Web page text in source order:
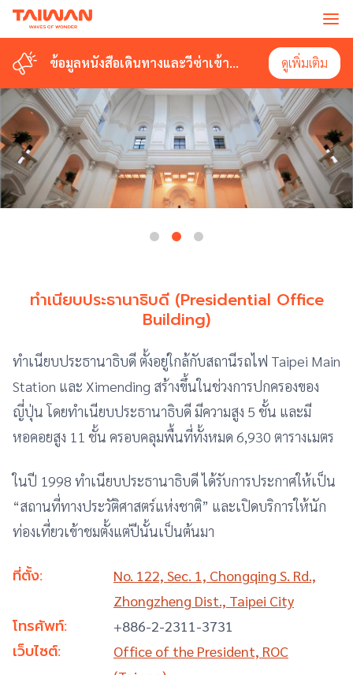
ข้อมูลหนังสือเดินทางและวีซ่าเข้า
ดูเพิ่มเติม
ทำเนียบประธานาธิบดี (Presidential Office
Building)
ทำเนียบประธานาธิบดี ตั้งอยู่ใกล้กับสถานีรถไฟ Taipei Main
Station และ Ximending สร้างขึ้นในช่วงการปกครองของ
ญี่ปุ่น โดยทำเนียบประธานาธิบดี มีความสูง 5 ชั้น และมี
หอคอยสูง 11 ชั้น ครอบคลุมพื้นที่ทั้งหมด 6,930 ตารางเมตร
ในปี 1998 ทำเนียบประธานาธิบดี ได้รับการประกาศให้เป็น
“สถานที่ทางประวัติศาสตร์แห่งชาติ” และเปิดบริการให้นัก
ท่องเที่ยวเข้าชมตั้งแต่ปีนั้นเป็นต้นมา
ที่ตั้ง:
No. 122, Sec. 1, Chongqing S. Rd.,
Zhongzheng Dist., Taipei City
โทรศัพท์: +886-2-2311-3731
เว็บไซต์:
Office of the President, ROC